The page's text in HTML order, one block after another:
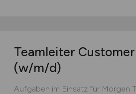
Teamleiter
(w/m/d)
Aufgaben im Einsatz für Morgen